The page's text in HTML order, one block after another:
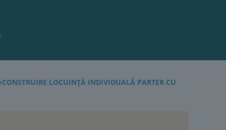
CONSTRUIRE LOCUINȚĂ INDIVIDUALĂ PARTER CU